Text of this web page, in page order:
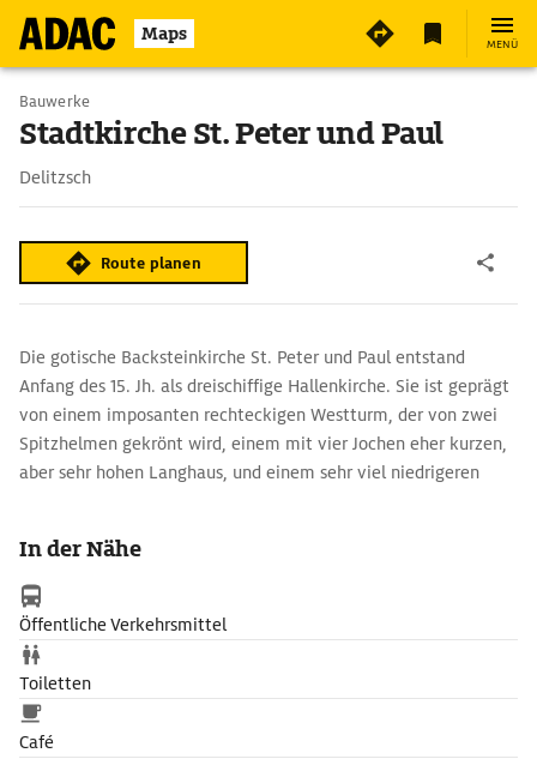
Maps MENÜ
Bauwerke
Stadtkirche St. Peter und Paul
Delitzsch
Route planen
Die gotische Backsteinkirche St. Peter und Paul entstand
Anfang des 15. Jh. als dreischiffige Hallenkirche. Sie ist geprägt
von einem imposanten rechteckigen Westturm, der von zwei
Spitzhelmen gekrönt wird, einem mit vier Jochen eher kurzen,
aber sehr hohen Langhaus, und einem sehr viel niedrigeren
In der Nähe
Öffentliche Verkehrsmittel
Toiletten
Café